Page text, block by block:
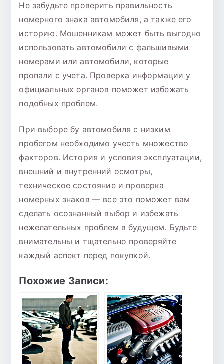
Не забудьте проверить правильность
номерного знака автомобиля, а также его
историю. Мошенникам может быть выгодно
использовать автомобили с фальшивыми
номерами или автомобили, которые
пропали с учета. Проверка информации у
официальных органов поможет избежать
подобных проблем.
При выборе бу автомобиля с низким
пробегом необходимо учесть множество
факторов. История и условия эксплуатации,
внешний и внутренний осмотры,
техническое состояние и проверка
номерных знаков — все это поможет вам
сделать осознанный выбор и избежать
нежелательных проблем в будущем. Будьте
внимательны и тщательно проверяйте
каждый аспект перед покупкой.
Похожие Записи: